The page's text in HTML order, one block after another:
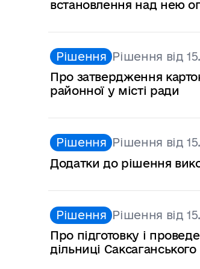
встановлення над нею
Рішення Рішення від
Про затвердження
районної у місті ради
Рішення Рішення від
Додатки до рішення
Рішення Рішення від
Про підготовку і
дільниці